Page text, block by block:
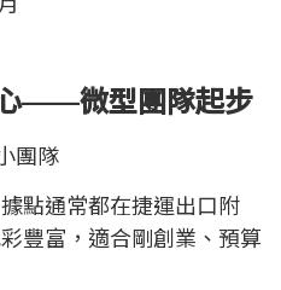
——微型團隊起步
團隊
點通常都在捷運出口附
豐富，適合剛創業、預算